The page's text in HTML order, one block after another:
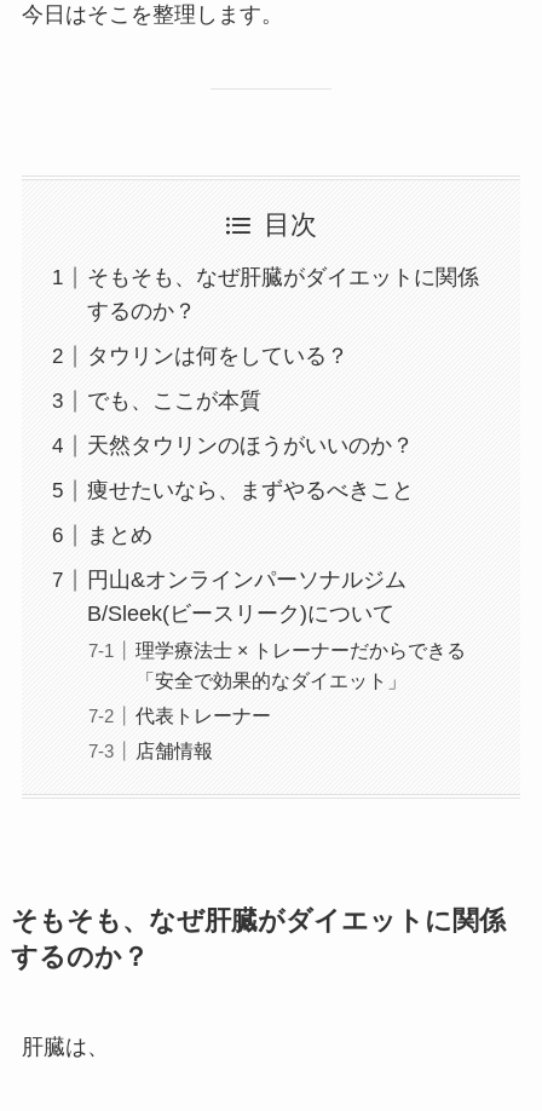
今日はそこを整理します。
目次
そもそも、なぜ肝臓がダイエットに関係
するのか？
タウリンは何をしている？
でも、ここが本質
天然タウリンのほうがいいのか？
痩せたいなら、まずやるべきこと
まとめ
円山&オンラインパーソナルジム
B/Sleek(ビースリーク)について
理学療法士 × トレーナーだからできる
「安全で効果的なダイエット」
代表トレーナー
店舗情報
そもそも、なぜ肝臓がダイエットに関係
するのか？
肝臓は、